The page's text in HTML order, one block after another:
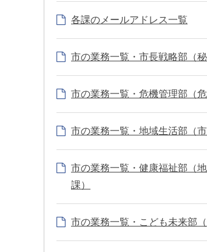
各課のメールアドレス一覧
市の業務一覧・市長戦略部（
市の業務一覧・危機管理部（危
市の業務一覧・地域生活部（
市の業務一覧・健康福祉部（
課）
市の業務一覧・こども未来部